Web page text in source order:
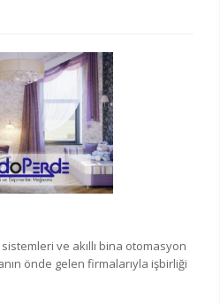
ve akıllı bina otomasyon
önde gelen firmalarıyla işbirliği